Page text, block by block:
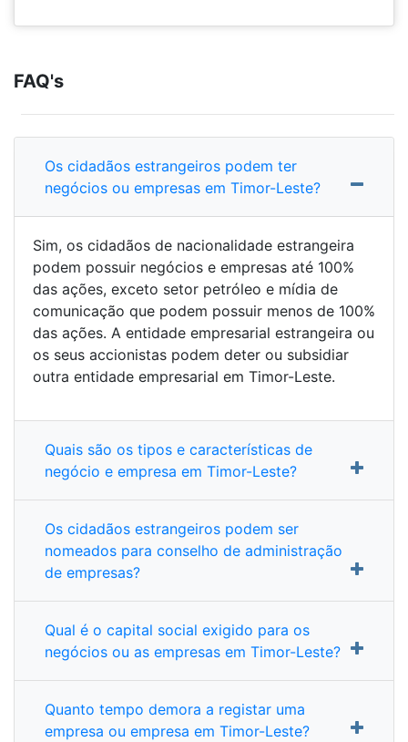
FAQ's
Os cidadãos estrangeiros podem ter
negócios ou empresas em Timor-Leste?
Sim, os cidadãos de nacionalidade estrangeira
podem possuir negócios e empresas até 100%
das ações, exceto setor petróleo e mídia de
comunicação que podem possuir menos de 100%
das ações. A entidade empresarial estrangeira ou
os seus accionistas podem deter ou subsidiar
outra entidade empresarial em Timor-Leste.
Quais são os tipos e características de
negócio e empresa em Timor-Leste?
Os cidadãos estrangeiros podem ser
nomeados para conselho de administração
de empresas?
Qual é o capital social exigido para os
negócios ou as empresas em Timor-Leste?
Quanto tempo demora a registar uma
empresa ou empresa em Timor-Leste?